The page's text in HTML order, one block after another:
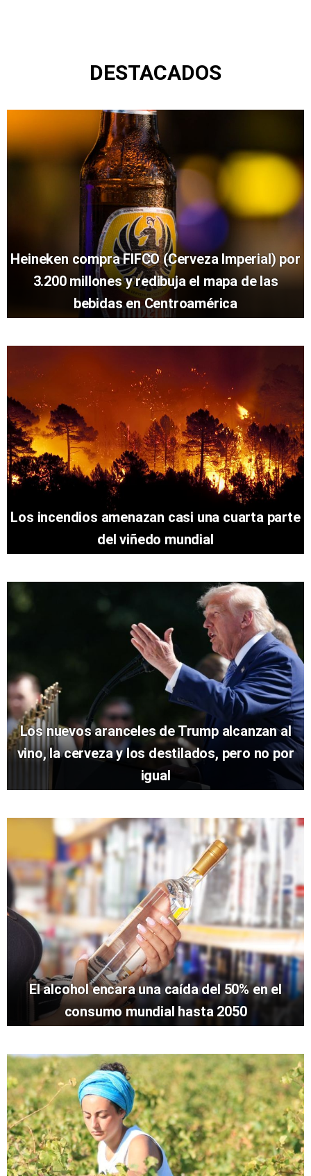
DESTACADOS
Heineken compra FIFCO (Cerveza Imperial) por
3.200 millones y redibuja el mapa de las
bebidas en Centroamérica
Los incendios amenazan casi una cuarta parte
del viñedo mundial
Los nuevos aranceles de Trump alcanzan al
vino, la cerveza y los destilados, pero no por
igual
El alcohol encara una caída del 50% en el
consumo mundial hasta 2050